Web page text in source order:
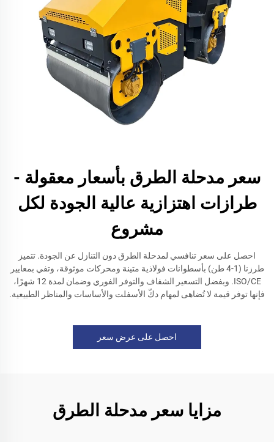
سعر مدحلة الطرق بأسعار معقولة -
طرازات اهتزازية عالية الجودة لكل
مشروع
احصل على سعر تنافسي لمدحلة الطرق دون التنازل عن الجودة. تتميز
طرزنا (1-4 طن) بأسطوانات فولاذية متينة ومحركات موثوقة، وتفي بمعايير
ISO/CE. وبفضل التسعير الشفاف والتوفر الفوري وضمان لمدة 12 شهرًا،
فإنها توفر قيمة لا تُضاهى لمهام دكّ الأسفلت والأساسات والمناظر الطبيعية.
احصل على عرض سعر
مزايا سعر مدحلة الطرق